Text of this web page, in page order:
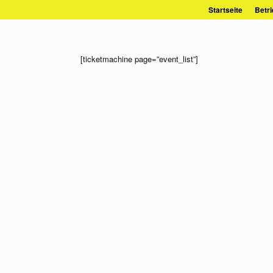
Inhalt
Startseite
[ticketmachine page=”event_list”]